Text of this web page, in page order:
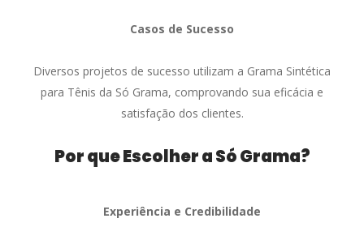
Casos de Sucesso
Diversos projetos de sucesso utilizam a Grama Sintética
para Tênis da Só Grama, comprovando sua eficácia e
satisfação dos clientes.
Por que Escolher a Só Grama?
Experiência e Credibilidade